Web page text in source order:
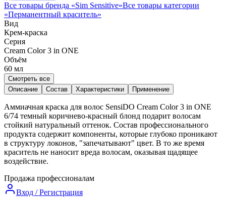
Все товары бренда «Sim Sensitive»Все товары категории
«Перманентный краситель»
Вид
Крем-краска
Серия
Cream Color 3 in ONE
Объём
60 мл
Смотреть все
Описание
Состав Характеристики Применение
Аммиачная краска для волос SensiDO Cream Color 3 in ONE
6/74 темный коричнево-красный блонд подарит волосам
стойкий натуральный оттенок. Состав профессионального
продукта содержит компоненты, которые глубоко проникают
в структуру локонов, "запечатывают" цвет. В то же время
краситель не наносит вреда волосам, оказывая щадящее
воздействие.
Продажа профессионалам
Вход / Регистрация